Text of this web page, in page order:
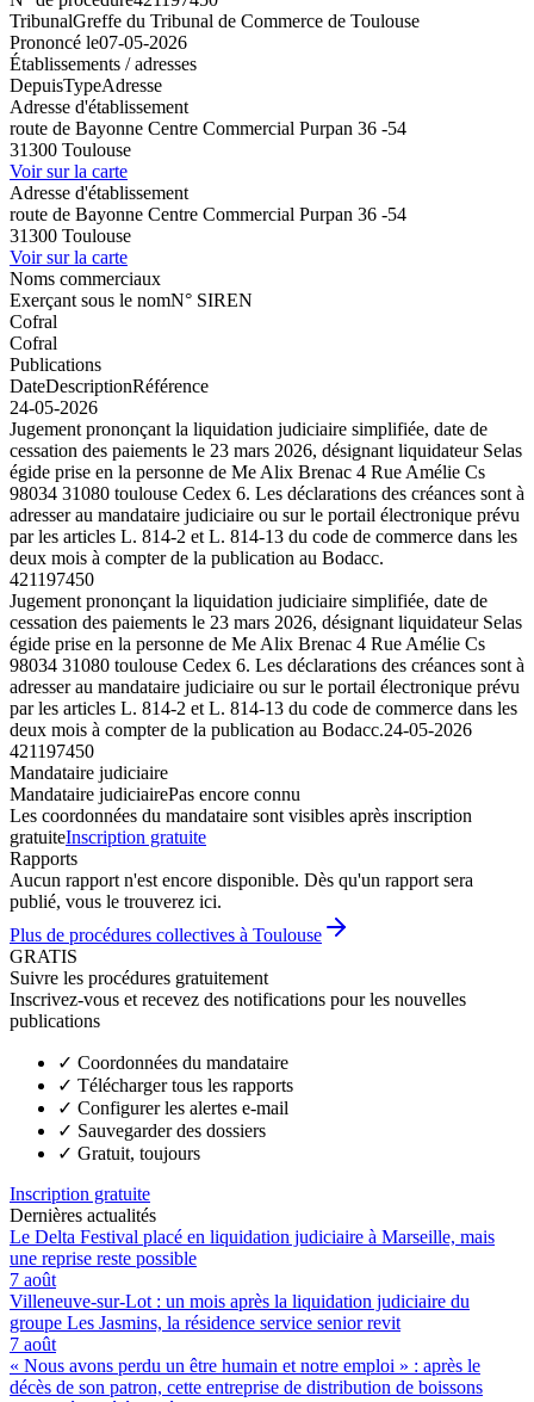
TribunalGreffe du Tribunal de Commerce de Toulouse
Prononcé le07-05-2026
Établissements / adresses
DepuisTypeAdresse
Adresse d'établissement
route de Bayonne Centre Commercial Purpan 36 -54
31300 Toulouse
Voir sur la carte
Adresse d'établissement
route de Bayonne Centre Commercial Purpan 36 -54
31300 Toulouse
Voir sur la carte
Noms commerciaux
Exerçant sous le nomN° SIREN
Cofral
Cofral
Publications
DateDescriptionRéférence
24-05-2026
Jugement prononçant la liquidation judiciaire simplifiée, date de
cessation des paiements le 23 mars 2026, désignant liquidateur Selas
égide prise en la personne de Me Alix Brenac 4 Rue Amélie Cs
98034 31080 toulouse Cedex 6. Les déclarations des créances sont à
adresser au mandataire judiciaire ou sur le portail électronique prévu
par les articles L. 814-2 et L. 814-13 du code de commerce dans les
deux mois à compter de la publication au Bodacc.
421197450
Jugement prononçant la liquidation judiciaire simplifiée, date de
cessation des paiements le 23 mars 2026, désignant liquidateur Selas
égide prise en la personne de Me Alix Brenac 4 Rue Amélie Cs
98034 31080 toulouse Cedex 6. Les déclarations des créances sont à
adresser au mandataire judiciaire ou sur le portail électronique prévu
par les articles L. 814-2 et L. 814-13 du code de commerce dans les
deux mois à compter de la publication au Bodacc.24-05-2026
421197450
Mandataire judiciaire
Mandataire judiciairePas encore connu
Les coordonnées du mandataire sont visibles après inscription
gratuiteInscription gratuite
Rapports
Aucun rapport n'est encore disponible. Dès qu'un rapport sera
publié, vous le trouverez ici.
Plus de procédures collectives à Toulouse
GRATIS
Suivre les procédures gratuitement
Inscrivez-vous et recevez des notifications pour les nouvelles
publications
✓ Coordonnées du mandataire
✓ Télécharger tous les rapports
✓ Configurer les alertes e-mail
✓ Sauvegarder des dossiers
✓ Gratuit, toujours
Inscription gratuite
Dernières actualités
Le Delta Festival placé en liquidation judiciaire à Marseille, mais
une reprise reste possible
7 août
Villeneuve-sur-Lot : un mois après la liquidation judiciaire du
groupe Les Jasmins, la résidence service senior revit
7 août
« Nous avons perdu un être humain et notre emploi » : après le
décès de son patron, cette entreprise de distribution de boissons